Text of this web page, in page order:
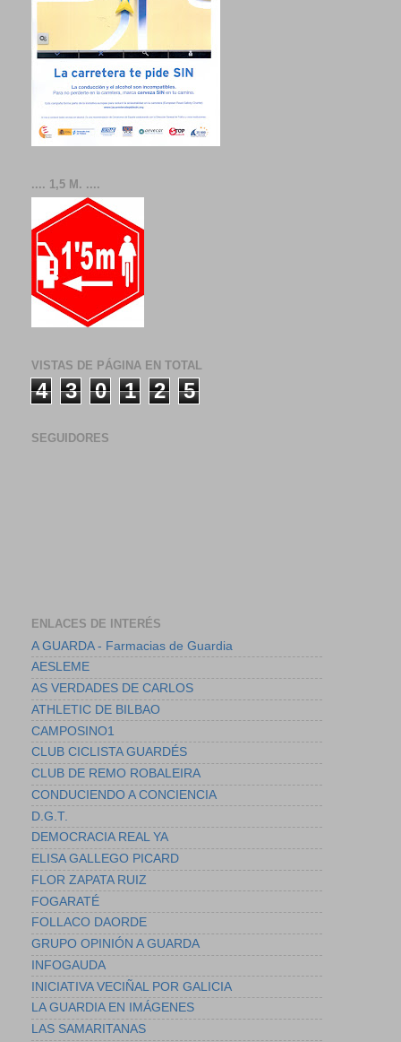
.... 1,5 M. ....
VISTAS DE PÁGINA EN TOTAL
4 3 0 1 2 5
SEGUIDORES
ENLACES DE INTERÉS
A GUARDA - Farmacias de Guardia
AESLEME
AS VERDADES DE CARLOS
ATHLETIC DE BILBAO
CAMPOSINO1
CLUB CICLISTA GUARDÉS
CLUB DE REMO ROBALEIRA
CONDUCIENDO A CONCIENCIA
D.G.T.
DEMOCRACIA REAL YA
ELISA GALLEGO PICARD
FLOR ZAPATA RUIZ
FOGARATÉ
FOLLACO DAORDE
GRUPO OPINIÓN A GUARDA
INFOGAUDA
INICIATIVA VECIÑAL POR GALICIA
LA GUARDIA EN IMÁGENES
LAS SAMARITANAS